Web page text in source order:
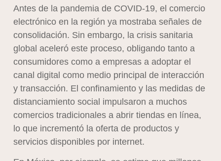
Antes de la pandemia de COVID-19, el comercio
electrónico en la región ya mostraba señales de
consolidación. Sin embargo, la crisis sanitaria
global aceleró este proceso, obligando tanto a
consumidores como a empresas a adoptar el
canal digital como medio principal de interacción
y transacción. El confinamiento y las medidas de
distanciamiento social impulsaron a muchos
comercios tradicionales a abrir tiendas en línea,
lo que incrementó la oferta de productos y
servicios disponibles por internet.